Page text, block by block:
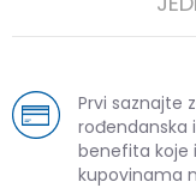
Prvi saznajte
rođendanska
benefita koje
kupovinama